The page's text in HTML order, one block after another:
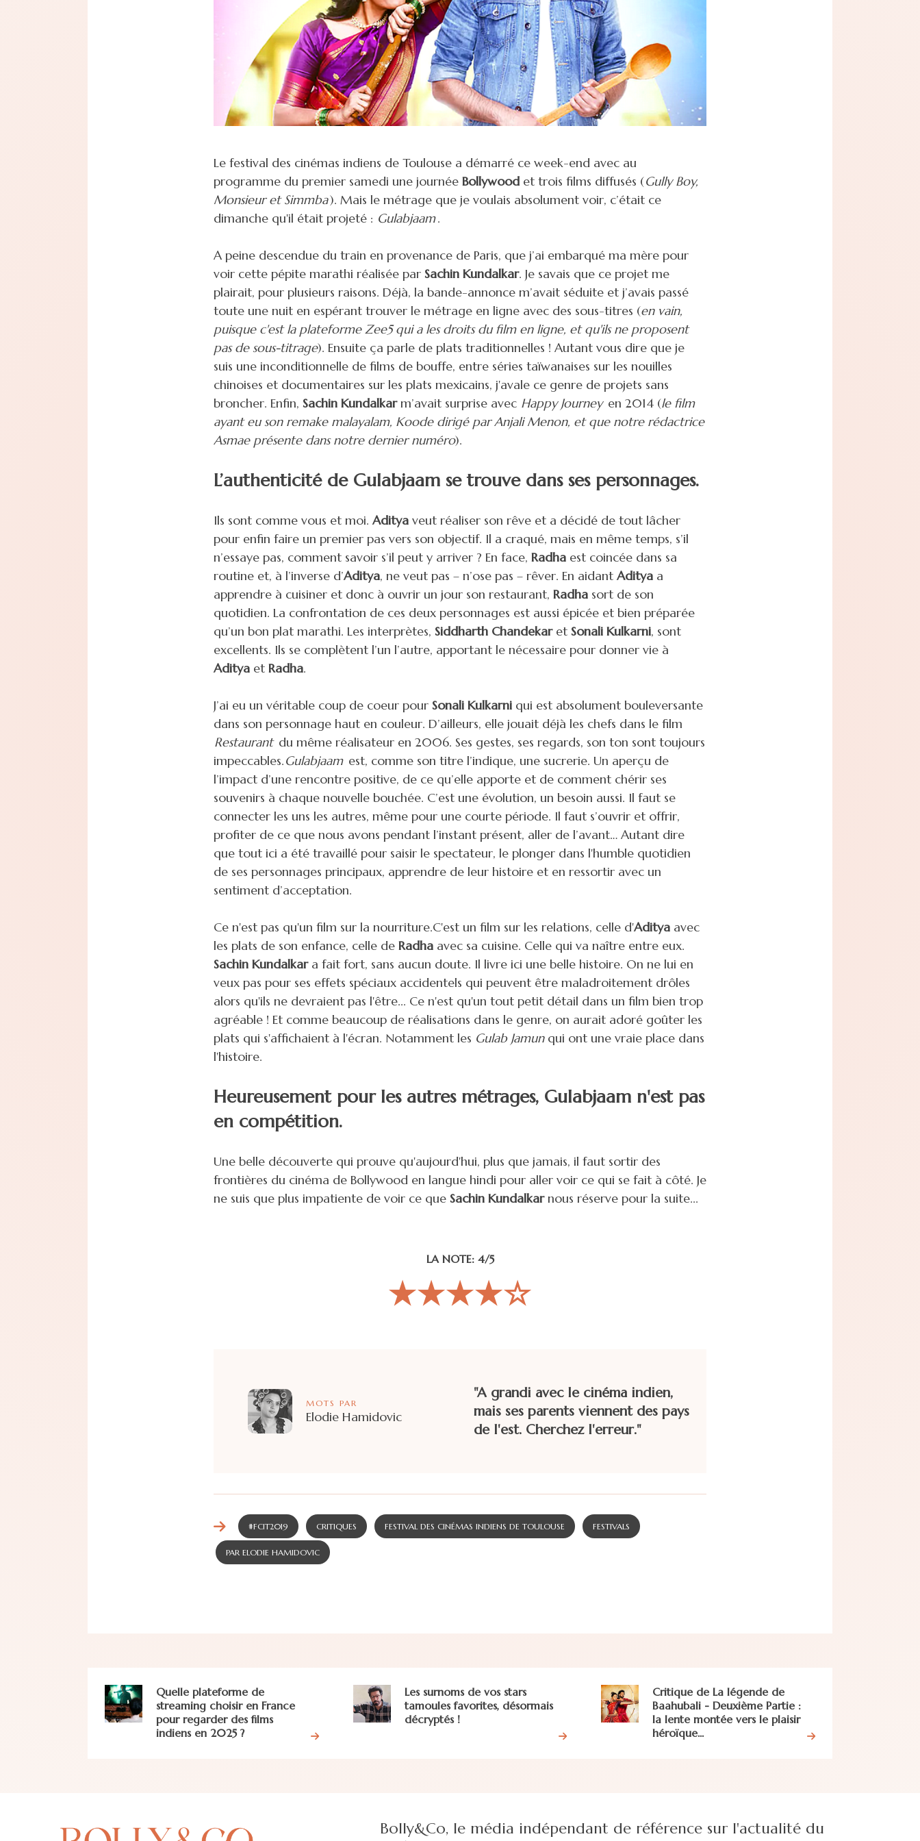
Le festival des cinémas indiens de Toulouse a démarré ce week-end avec au
programme du premier samedi une journée Bollywood et trois films diffusés (Gully Boy,
Monsieur et Simmba). Mais le métrage que je voulais absolument voir, c’était ce
dimanche qu'il était projeté : Gulabjaam.
A peine descendue du train en provenance de Paris, que j’ai embarqué ma mère pour
voir cette pépite marathi réalisée par Sachin Kundalkar. Je savais que ce projet me
plairait, pour plusieurs raisons. Déjà, la bande-annonce m’avait séduite et j’avais passé
toute une nuit en espérant trouver le métrage en ligne avec des sous-titres (en vain,
puisque c'est la plateforme Zee5 qui a les droits du film en ligne, et qu'ils ne proposent
pas de sous-titrage). Ensuite ça parle de plats traditionnelles ! Autant vous dire que je
suis une inconditionnelle de films de bouffe, entre séries taïwanaises sur les nouilles
chinoises et documentaires sur les plats mexicains, j'avale ce genre de projets sans
broncher. Enfin, Sachin Kundalkarm’avait surprise avec Happy Journey en 2014 (le film
ayant eu son remake malayalam, Koode dirigé par Anjali Menon, et que notre rédactrice
Asmae présente dans notre dernier numéro).
L’authenticité de Gulabjaam se trouve dans ses personnages.
Ils sont comme vous et moi. Aditya veut réaliser son rêve et a décidé de tout lâcher
pour enfin faire un premier pas vers son objectif. Il a craqué, mais en même temps, s’il
n’essaye pas, comment savoir s’il peut y arriver ? En face, Radha est coincée dans sa
routine et, à l’inverse d’Aditya, ne veut pas – n’ose pas – rêver. En aidant Aditya a
apprendre à cuisiner et donc à ouvrir un jour son restaurant, Radha sort de son
quotidien. La confrontation de ces deux personnages est aussi épicée et bien préparée
qu’un bon plat marathi. Les interprètes, Siddharth Chandekaret Sonali Kulkarni, sont
excellents. Ils se complètent l’un l’autre, apportant le nécessaire pour donner vie à
Aditya et Radha.
J’ai eu un véritable coup de coeur pour Sonali Kulkarni qui est absolument bouleversante
dans son personnage haut en couleur. D’ailleurs, elle jouait déjà les chefs dans le film
Restaurant du même réalisateur en 2006. Ses gestes, ses regards, son ton sont toujours
impeccables.Gulabjaam est, comme son titre l’indique, une sucrerie. Un aperçu de
l’impact d’une rencontre positive, de ce qu’elle apporte et de comment chérir ses
souvenirs à chaque nouvelle bouchée. C’est une évolution, un besoin aussi. Il faut se
connecter les uns les autres, même pour une courte période. Il faut s’ouvrir et offrir,
profiter de ce que nous avons pendant l’instant présent, aller de l’avant… Autant dire
que tout ici a été travaillé pour saisir le spectateur, le plonger dans l'humble quotidien
de ses personnages principaux, apprendre de leur histoire et en ressortir avec un
sentiment d’acceptation.
Ce n'est pas qu'un film sur la nourriture.C'est un film sur les relations, celle d'Aditya avec
les plats de son enfance, celle de Radha avec sa cuisine. Celle qui va naître entre eux.
Sachin Kundalkara fait fort, sans aucun doute. Il livre ici une belle histoire. On ne lui en
veux pas pour ses effets spéciaux accidentels qui peuvent être maladroitement drôles
alors qu'ils ne devraient pas l'être... Ce n'est qu'un tout petit détail dans un film bien trop
agréable ! Et comme beaucoup de réalisations dans le genre, on aurait adoré goûter les
plats qui s'affichaient à l'écran. Notamment les Gulab Jamunqui ont une vraie place dans
l'histoire.
Heureusement pour les autres métrages, Gulabjaam n'est pas
en compétition.
Une belle découverte qui prouve qu'aujourd'hui, plus que jamais, il faut sortir des
frontières du cinéma de Bollywood en langue hindi pour aller voir ce qui se fait à côté. Je
ne suis que plus impatiente de voir ce que Sachin Kundalkarnous réserve pour la suite...
LA NOTE: 4/5
★★★★☆
MOTS PAR
Elodie Hamidovic
"A grandi avec le cinéma indien,
mais ses parents viennent des pays
de l'est. Cherchez l'erreur."
#FCIT2019 CRITIQUES FESTIVAL DES CINÉMAS INDIENS DE TOULOUSE FESTIVALS
PAR ELODIE HAMIDOVIC
Quelle plateforme de
streaming choisir en France
pour regarder des films
indiens en 2025 ?
Les surnoms de vos stars
tamoules favorites, désormais
décryptés !
Critique de La légende de
Baahubali - Deuxième Partie :
la lente montée vers le plaisir
héroïque...
Bolly&Co, le média indépendant de référence sur l'actualité du